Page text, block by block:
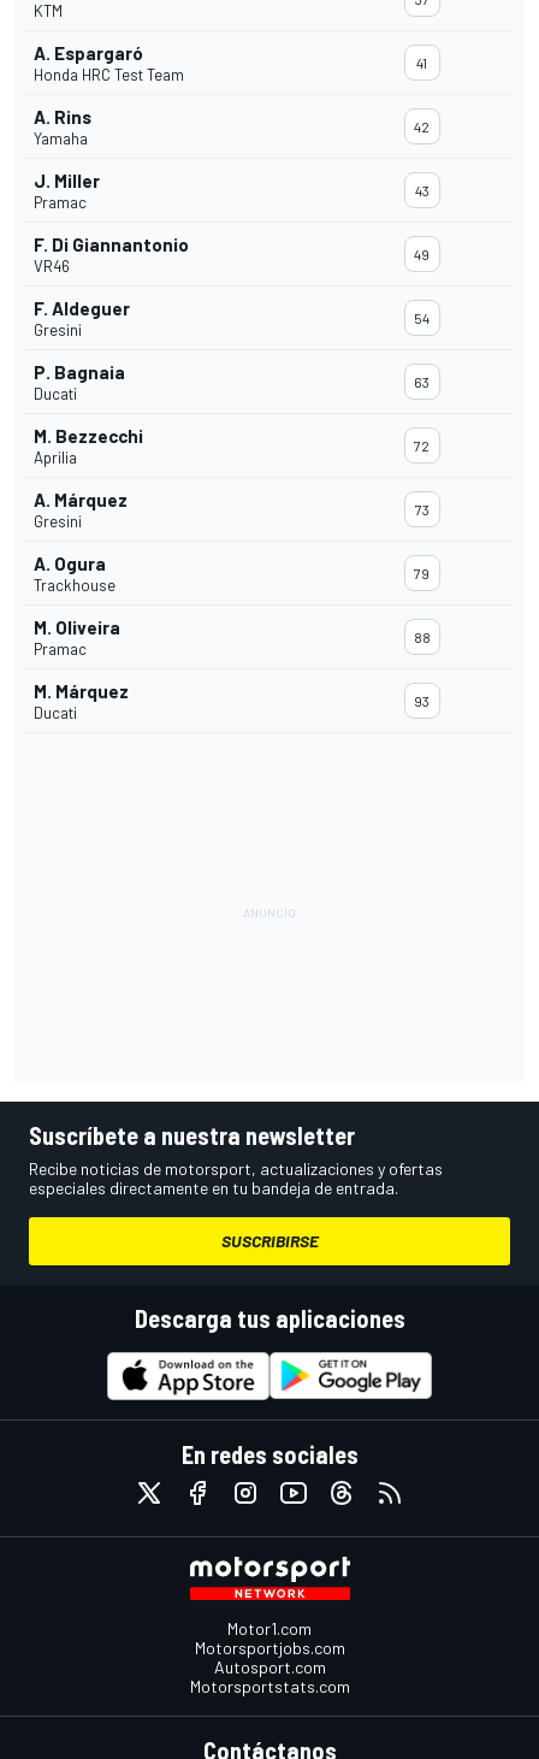
KTM
A. Espargaró
Honda HRC Test Team
41
A. Rins
Yamaha
42
J. Miller
Pramac
43
F. Di Giannantonio
VR46
49
F. Aldeguer
Gresini
54
P. Bagnaia
Ducati
63
M. Bezzecchi
Aprilia
72
A. Márquez
Gresini
73
A. Ogura
Trackhouse
79
M. Oliveira
Pramac
88
M. Márquez
Ducati
93
Suscríbete a nuestra newsletter
Recibe noticias de motorsport, actualizaciones y ofertas
especiales directamente en tu bandeja de entrada.
SUSCRIBIRSE
Descarga tus aplicaciones
En redes sociales
Motor1.com
Motorsportjobs.com
Autosport.com
Motorsportstats.com
Contáctanos